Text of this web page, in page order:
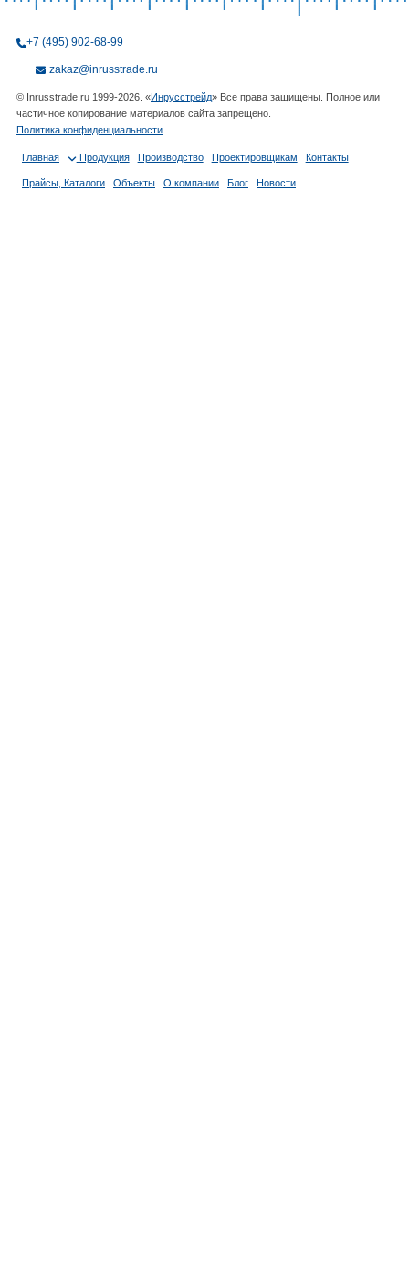
+7 (495) 902-68-99
zakaz@inrusstrade.ru
© Inrusstrade.ru 1999-2026. «Инрусстрейд» Все права защищены. Полное или
частичное копирование материалов сайта запрещено.
Политика конфиденциальности
Главная Продукция Производство Проектировщикам Контакты
Прайсы, Каталоги Объекты О компании Блог Новости